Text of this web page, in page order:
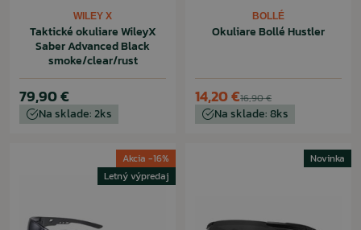
WILEY X
Taktické okuliare WileyX
Saber Advanced Black
smoke/clear/rust
79,90 €
Na sklade: 2ks
BOLLÉ
Okuliare Bollé Hustler
16,90 €
14,20 €
Na sklade: 8ks
Akcia -16%
Letný výpredaj
Novinka